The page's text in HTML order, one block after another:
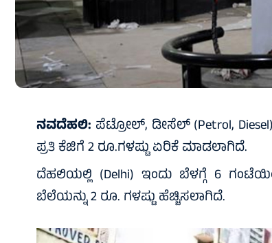
ನವದೆಹಲಿ: ಪೆಟ್ರೋಲ್‌, ಡೀಸೆಲ್‌ (Petrol,
ಪ್ರತಿ ಕೆಜಿಗೆ 2 ರೂ.ಗಳಷ್ಟು ಏರಿಕೆ ಮಾಡಲಾಗಿದೆ.
ದೆಹಲಿಯಲ್ಲಿ (Delhi) ಇಂದು ಬೆಳಗ್ಗೆ 6
ಬೆಲೆಯನ್ನು 2 ರೂ. ಗಳಷ್ಟು ಹೆಚ್ಚಿಸಲಾಗಿದೆ.